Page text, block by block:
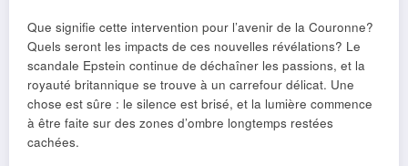
Que signifie cette intervention pour l’avenir de la Couronne?
Quels seront les impacts de ces nouvelles révélations? Le
scandale Epstein continue de déchaîner les passions, et la
royauté britannique se trouve à un carrefour délicat. Une
chose est sûre : le silence est brisé, et la lumière commence
à être faite sur des zones d’ombre longtemps restées
cachées.